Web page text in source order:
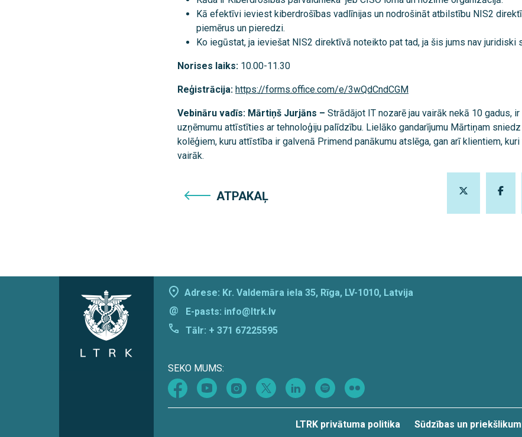
Kā efektīvi ieviest kiberdrošības vadlīnijas un nodrošināt atbilstību NIS2
piemērus un pieredzi.
Ko iegūstat, ja ieviešat NIS2 direktīvā noteikto pat tad, ja šis jums nav juridiski
Norises laiks: 10.00-11.30
Reģistrācija: https://forms.office.com/e/3wQdCndCGM
Vebināru vadīs: Mārtiņš Jurjāns – Strādājot IT nozarē jau vairāk nekā 10 gadus,
uzņēmumu attīstīties ar tehnoloģiju palīdzību. Lielāko gandarījumu Mārtiņam
kolēģiem, kuru attīstība ir galvenā Primend panākumu atslēga, gan arī klientiem,
vairāk.
ATPAKAĻ
Adrese: Kr. Valdemāra iela 35, Rīga, LV-1010, Latvija
@ E-pasts: info@ltrk.lv
Tālr: + 371 67225595
SEKO MUMS:
LTRK privātuma politika Sūdzības un